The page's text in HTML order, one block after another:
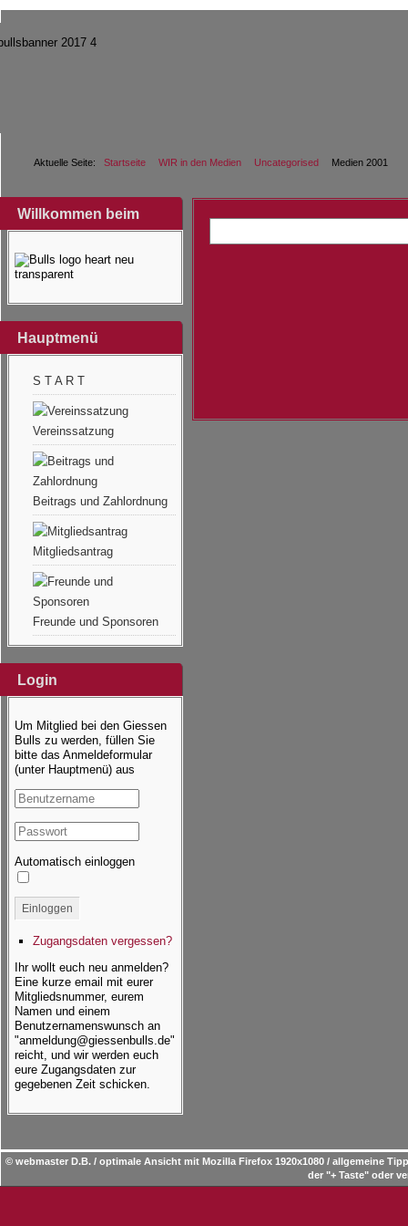
Aktuelle Seite: Startseite WIR in den Medien Uncategorised Medien 2001
Willkommen beim
Hauptmenü
S T A R T
Vereinssatzung
Beitrags und Zahlordnung
Mitgliedsantrag
Freunde und Sponsoren
Login
Um Mitglied bei den Giessen
Bulls zu werden, füllen Sie
bitte das Anmeldeformular
(unter Hauptmenü) aus
Automatisch einloggen
Einloggen
Zugangsdaten vergessen?
Ihr wollt euch neu anmelden?
Eine kurze email mit eurer
Mitgliedsnummer, eurem
Namen und einem
Benutzernamenswunsch an
"anmeldung@giessenbulls.de"
reicht, und wir werden euch
eure Zugangsdaten zur
gegebenen Zeit schicken.
© webmaster D.B. / optimale Ansicht mit Mozilla Firefox 1920x1080 / allgemeine
der "+ Taste" oder